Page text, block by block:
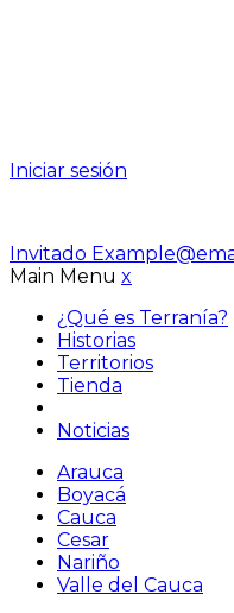
Iniciar sesión
Invitado
Main Menu x
¿Qué es Terranía?
Historias
Territorios
Tienda
Noticias
Arauca
Boyacá
Cauca
Cesar
Nariño
Valle del Cauca